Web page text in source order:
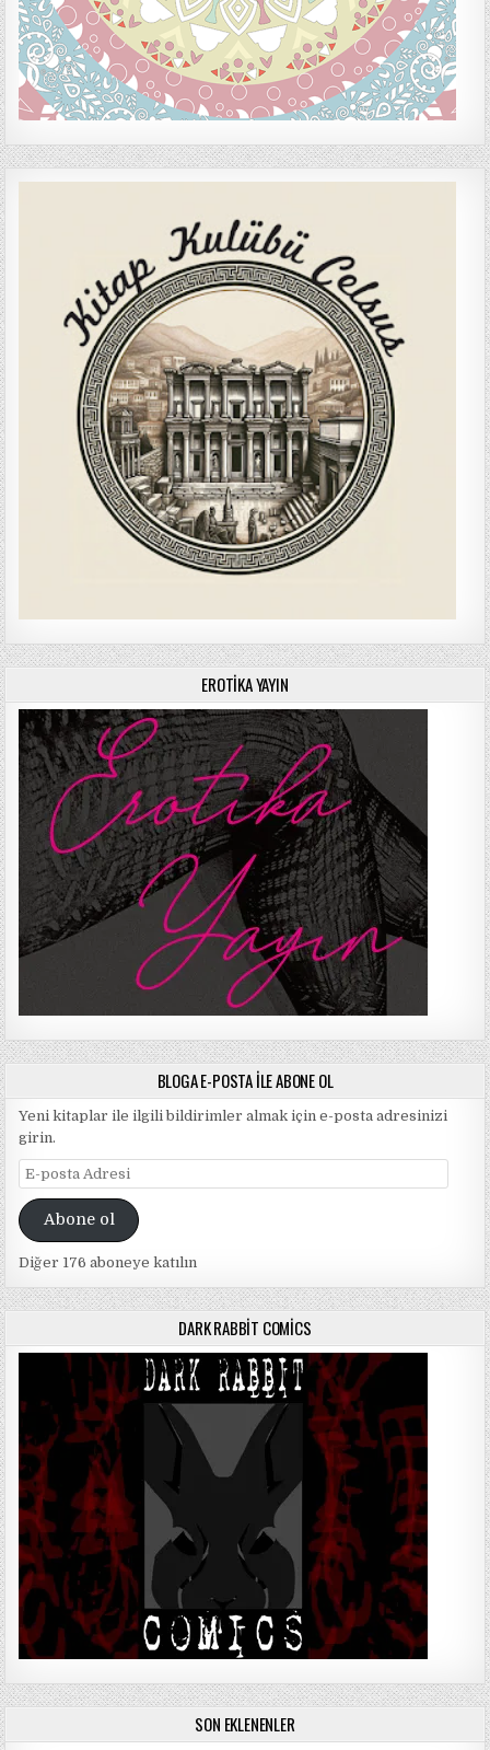
EROTIKA YAYIN
BLOGA E-POSTA ILE ABONE OL
Yeni kitaplar ile ilgili bildirimler almak için e-posta adresinizi
girin.
E-
posta
AdresiAbone ol
Diğer 176 aboneye katılın
DARK RABBIT COMICS
SON EKLENENLER